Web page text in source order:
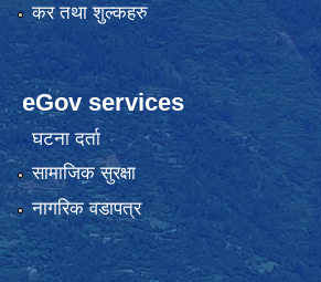
कर तथा शुल्कहरु
eGov services
घटना दर्ता
सामाजिक सुरक्षा
नागरिक वडापत्र